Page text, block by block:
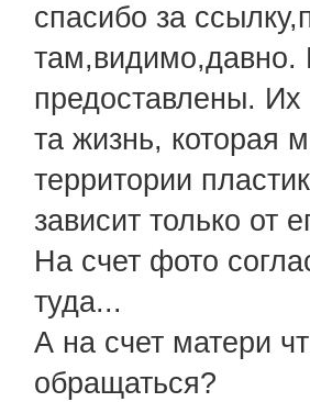
спасибо за
там,видимо,давно.
предоставлены. Их
та жизнь, которая
территории
зависит только от
На счет фото
туда...
А на счет матери
обращаться?